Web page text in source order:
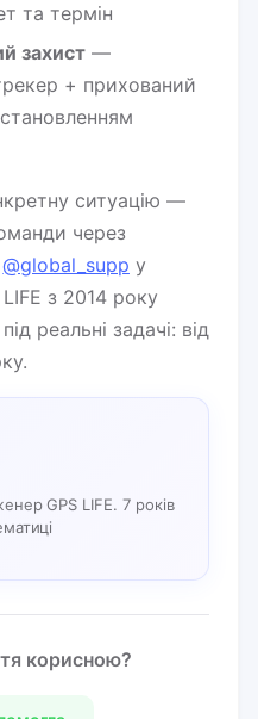
та термін
захист —
+ прихований
ситуацію —
через
@global_supp у
з 2014 року
реальні задачі: від
GPS LIFE. 7 років
корисною?